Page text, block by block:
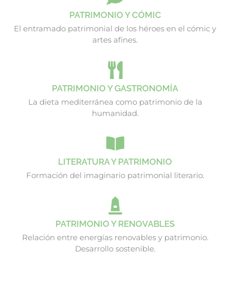
PATRIMONIO Y CÓMIC
El entramado patrimonial de los héroes en el cómic y
artes afines.
PATRIMONIO Y GASTRONOMÍA
La dieta mediterránea como patrimonio de la
humanidad.
LITERATURA Y PATRIMONIO
Formación del imaginario patrimonial literario.
PATRIMONIO Y RENOVABLES
Relación entre energías renovables y patrimonio.
Desarrollo sostenible.